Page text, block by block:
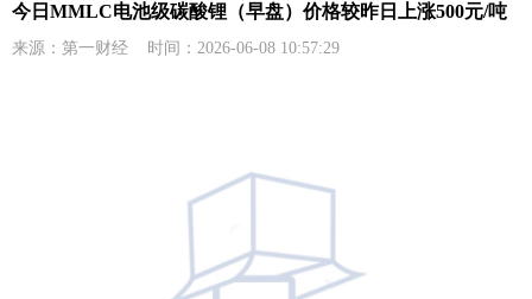
今日MMLC电池级碳酸锂（早盘）价格较昨日上涨500元/吨
来源：第一财经 时间：2026-06-08 10:57:29